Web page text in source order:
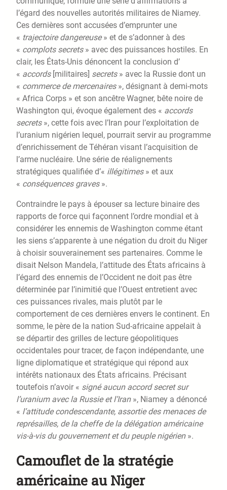
l’égard des nouvelles autorités militaires de Niamey.
Ces dernières sont accusées d’emprunter une
« trajectoire dangereuse» et de s’adonner à des
« complots secrets» avec des puissances hostiles. En
clair, les États-Unis dénoncent la conclusion d’
« accords[militaires] secrets» avec la Russie dont un
« commerce de mercenaires», désignant à demi-mots
« Africa Corps » et son ancêtre Wagner, bête noire de
Washington qui, évoque également des « accords
secrets», cette fois avec l’Iran pour l’exploitation de
l’uranium nigérien lequel, pourrait servir au programme
d’enrichissement de Téhéran visant l’acquisition de
l’arme nucléaire. Une série de réalignements
stratégiques qualifiée d’« illégitimes» et aux
« conséquences graves».
Contraindre le pays à épouser sa lecture binaire des
rapports de force qui façonnent l’ordre mondial et à
considérer les ennemis de Washington comme étant
les siens s’apparente à une négation du droit du Niger
à choisir souverainement ses partenaires. Comme le
disait Nelson Mandela, l’attitude des États africains à
l’égard des ennemis de l’Occident ne doit pas être
déterminée par l’inimitié que l’Ouest entretient avec
ces puissances rivales, mais plutôt par le
comportement de ces dernières envers le continent. En
somme, le père de la nation Sud-africaine appelait à
se départir des grilles de lecture géopolitiques
occidentales pour tracer, de façon indépendante, une
ligne diplomatique et stratégique qui répond aux
intérêts nationaux des États africains. Précisant
toutefois n’avoir « signé aucun accord secret sur
l’uranium avec la Russie et l’Iran», Niamey a dénoncé
« l’attitude condescendante, assortie des menaces de
représailles, de la cheffe de la délégation américaine
vis-à-vis du gouvernement et du peuple nigérien».
Camouflet de la stratégie
américaine au Niger